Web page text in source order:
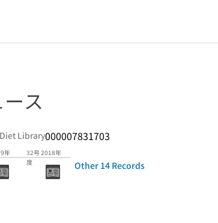
ス
Library000007831703
32号 2018年
度
Other 14 Records